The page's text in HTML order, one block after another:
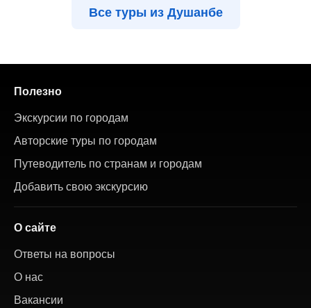
Все туры из Душанбе
Полезно
Экскурсии по городам
Авторские туры по городам
Путеводитель по странам и городам
Добавить свою экскурсию
О сайте
Ответы на вопросы
О нас
Вакансии